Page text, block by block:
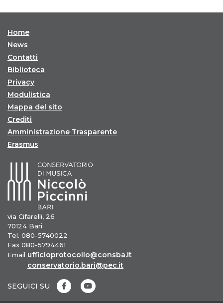
Home
News
Contatti
Biblioteca
Privacy
Modulistica
Mappa del sito
Crediti
Amministrazione Trasparente
Erasmus
via Cifarelli, 26
70124 Bari
Tel. 080-5740022
Fax 080-5794461
Email ufficioprotocollo@consba.it
conservatorio.bari@pec.it
SEGUICI SU